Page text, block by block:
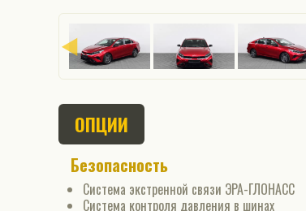
ОПЦИИ
Безопасность
Система экстренной связи ЭРА-ГЛОНАСС
Система контроля давления в шинах